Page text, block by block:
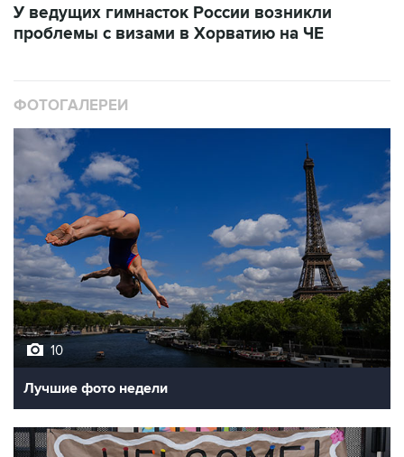
У ведущих гимнасток России возникли
проблемы с визами в Хорватию на ЧЕ
ФОТОГАЛЕРЕИ
10
Лучшие фото недели